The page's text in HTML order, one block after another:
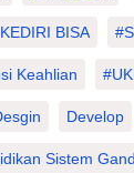
BISA
Keahlian
Develop
Sistem